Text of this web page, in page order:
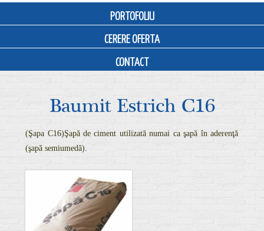
PORTOFOLIU
CERERE OFERTA
CONTACT
Baumit Estrich C16
(Şapa C16)Şapă de ciment utilizată numai ca şapă în aderenţă
(şapă semiumedă).